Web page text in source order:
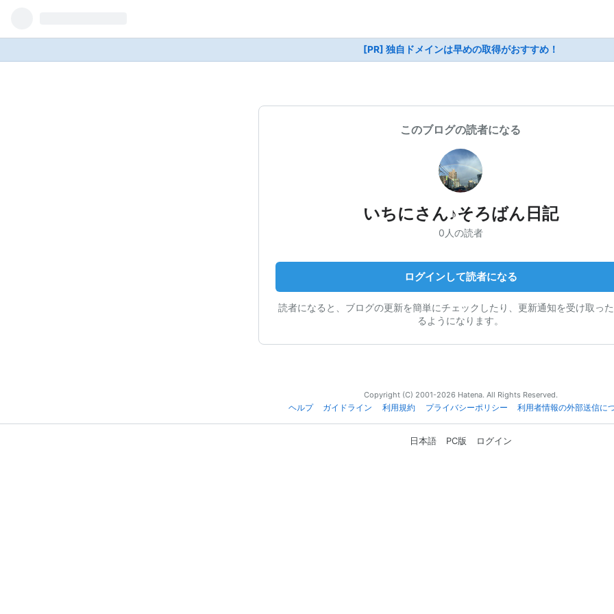
[PR] 独自ドメインは早めの取得がおすすめ！
このブログの読者になる
いちにさん♪そろばん日記
0人の読者
ログインして読者になる
読者になると、ブログの更新を簡単にチェックしたり、更新通知を受け取っ
るようになります。
Copyright (C) 2001-2026 Hatena. All Rights Reserved.
ヘルプ
ガイドライン 利用規約 プライバシーポリシー 利用者情報の外部送信に
日本語 PC版 ログイン